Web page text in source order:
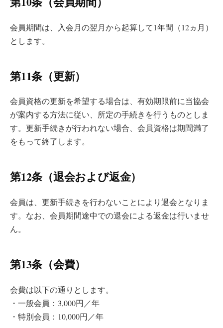
会員期間は、入会月の翌月から起算して1年間（12ヵ月）
とします。
第11条（更新）
会員資格の更新を希望する場合は、有効期限前に当協会
が案内する方法に従い、所定の手続きを行うものとしま
す。更新手続きが行われない場合、会員資格は期間満了
をもって終了します。
第12条（退会および返金）
会員は、更新手続きを行わないことにより退会となりま
す。なお、会員期間途中での退会による返金は行いませ
ん。
第13条（会費）
会費は以下の通りとします。
・一般会員：3,000円／年
・特別会員：10,000円／年